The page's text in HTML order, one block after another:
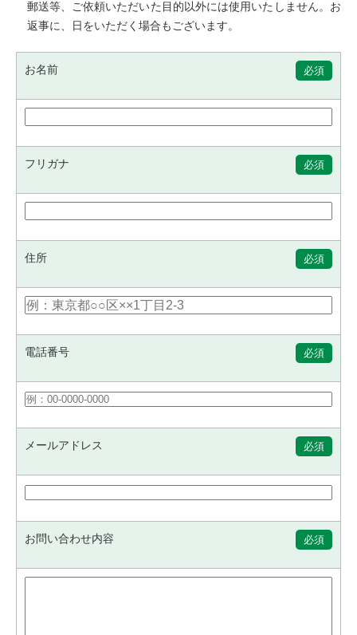
郵送等、ご依頼いただいた目的以外には使用いたしません。お
返事に、日をいただく場合もございます。
必須
お名前
必須
フリガナ
必須
住所
必須
電話番号
必須
メールアドレス
必須
お問い合わせ内容